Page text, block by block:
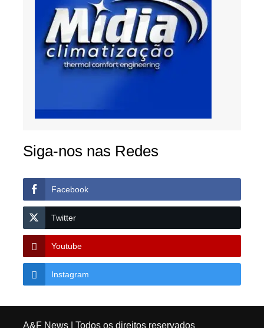
Siga-nos nas Redes
Facebook
Twitter
Youtube
Instagram
A&F News| Todos os direitos reservados